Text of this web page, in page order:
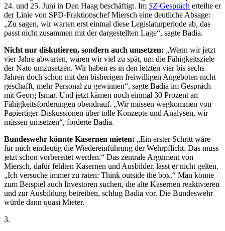
24. und 25. Juni in Den Haag beschäftigt. Im SZ-Gespräch erteilte er
der Linie von SPD-Fraktionschef Miersch eine deutliche Absage:
„Zu sagen, wir warten erst einmal diese Legislaturperiode ab, das
passt nicht zusammen mit der dargestellten Lage“, sagte Badia.
Nicht nur diskutieren, sondern auch umsetzen: „Wenn wir jetzt
vier Jahre abwarten, wären wir viel zu spät, um die Fähigkeitsziele
der Nato umzusetzen. Wir haben es in den letzten vier bis sechs
Jahren doch schon mit den bisherigen freiwilligen Angeboten nicht
geschafft, mehr Personal zu gewinnen“, sagte Badia im Gespräch
mit Georg Ismar. Und jetzt kämen noch einmal 30 Prozent an
Fähigkeitsforderungen obendrauf. „Wir müssen wegkommen von
Papiertiger-Diskussionen über tolle Konzepte und Analysen, wir
müssen umsetzen“, forderte Badia.
Bundeswehr könnte Kasernen mieten: „Ein erster Schritt wäre
für mich eindeutig die Wiedereinführung der Wehrpflicht. Das muss
jetzt schon vorbereitet werden.“ Das zentrale Argument von
Miersch, dafür fehlten Kasernen und Ausbilder, lässt er nicht gelten.
„Ich versuche immer zu raten: Think outside the box.“ Man könne
zum Beispiel auch Investoren suchen, die alte Kasernen reaktivieren
und zur Ausbildung betreiben, schlug Badia vor. Die Bundeswehr
würde dann quasi Mieter.
3.